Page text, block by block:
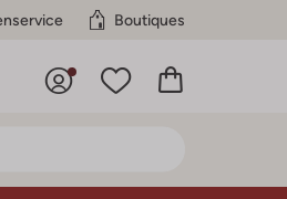
Boutiques